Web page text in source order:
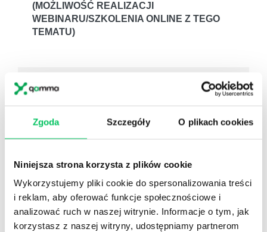
Zgoda Szczegóły O plikach cookies
Niniejsza strona korzysta z plików cookie
Wykorzystujemy pliki cookie do spersonalizowania treści
i reklam, aby oferować funkcje społecznościowe i
analizować ruch w naszej witrynie. Informacje o tym, jak
korzystasz z naszej witryny, udostępniamy partnerom
(MOŻLIWOŚĆ REALIZACJI
WEBINARU/SZKOLENIA ONLINE Z TEGO
TEMATU)